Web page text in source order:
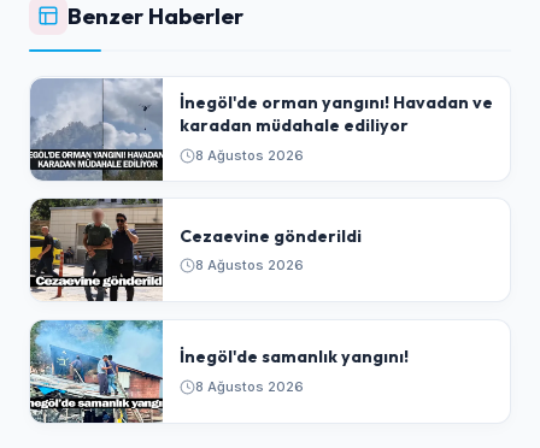
Benzer Haberler
İnegöl'de orman yangını! Havadan ve
karadan müdahale ediliyor
8 Ağustos 2026
Cezaevine gönderildi
8 Ağustos 2026
İnegöl'de samanlık yangını!
8 Ağustos 2026